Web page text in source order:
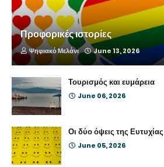
Προφορικές ιστορίες
Ψηφιακό Μελάνι June 13, 2026
Τουρισμός και ευμάρεια
June 06, 2026
Οι δύο όψεις της Ευτυχίας
June 05, 2026